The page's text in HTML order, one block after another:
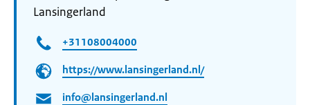
Lansingerland
+31108004000
https://www.lansingerland.nl/
info@lansingerland.nl